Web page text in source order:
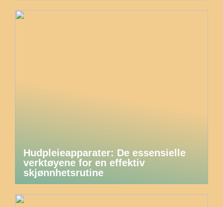
Hudpleieapparater: De essensielle
verktøyene for en effektiv
skjønnhetsrutine